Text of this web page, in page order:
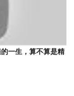
一生，算不算是精